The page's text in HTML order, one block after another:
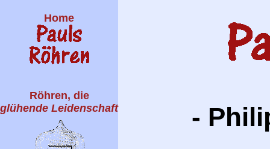
Home
Röhren, die
glühende Leidenschaft
-